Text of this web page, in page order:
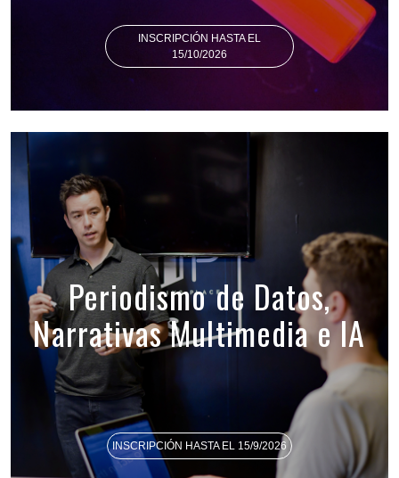
INSCRIPCIÓN HASTA EL
15/10/2026
Periodismo de Datos,
Narrativas Multimedia e IA
INSCRIPCIÓN HASTA EL 15/9/2026